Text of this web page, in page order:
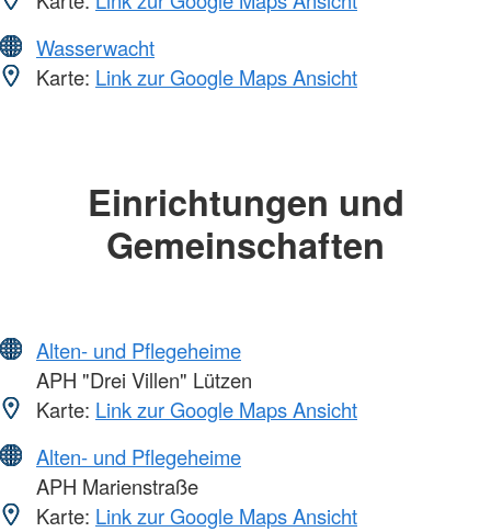
Wasserwacht
Karte: Link zur Google Maps Ansicht
Einrichtungen und
Gemeinschaften
Alten- und Pflegeheime
APH "Drei Villen" Lützen
Karte: Link zur Google Maps Ansicht
Alten- und Pflegeheime
APH Marienstraße
Karte: Link zur Google Maps Ansicht